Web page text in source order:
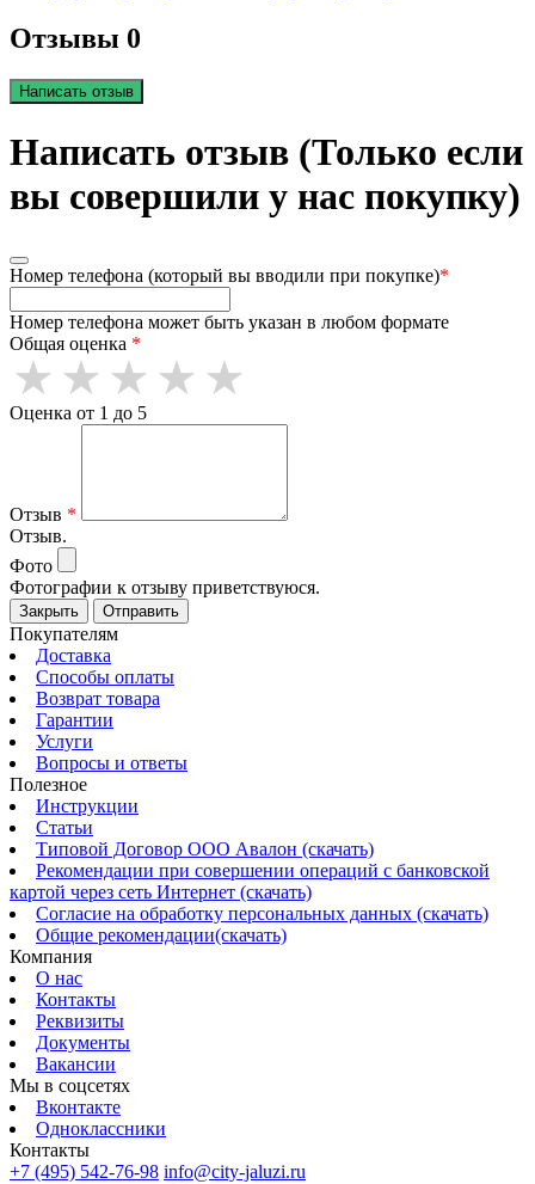
Отзывы 0
Написать отзыв
Написать отзыв (Только если
вы совершили у нас покупку)
Номер телефона (который вы вводили при покупке)*
Номер телефона может быть указан в любом формате
Общая оценка *
Оценка от 1 до 5
Отзыв *
Отзыв.
Фото
Фотографии к отзыву приветствуюся.
Закрыть Отправить
Покупателям
Доставка
Способы оплаты
Возврат товара
Гарантии
Услуги
Вопросы и ответы
Полезное
Инструкции
Статьи
Типовой Договор ООО Авалон (скачать)
Рекомендации при совершении операций с банковской
картой через сеть Интернет (скачать)
Согласие на обработку персональных данных (скачать)
Общие рекомендации(скачать)
Компания
О нас
Контакты
Реквизиты
Документы
Вакансии
Мы в соцсетях
Вконтакте
Одноклассники
Контакты
+7 (495) 542-76-98 info@city-jaluzi.ru